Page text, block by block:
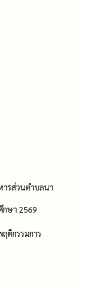
ารส่วนตำบลนา
กษา 2569
ติกรรมการ